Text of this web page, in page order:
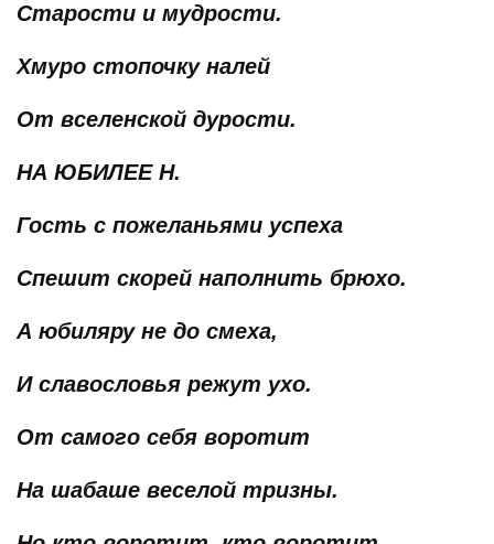
Старости и мудрости.
Хмуро стопочку налей
От вселенской дурости.
НА ЮБИЛЕЕ Н.
Гость с пожеланьями успеха
Спешит скорей наполнить брюхо.
А юбиляру не до смеха,
И славословья режут ухо.
От самого себя воротит
На шабаше веселой тризны.